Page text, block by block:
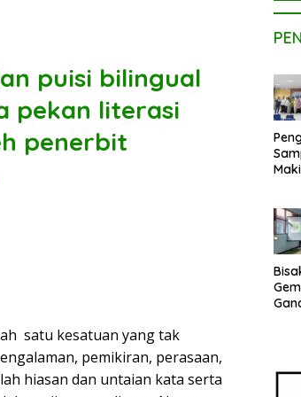
puisi bilingual
pekan literasi
penerbit
satu kesatuan yang tak
pemikiran, perasaan,
hiasan dan untaian kata serta